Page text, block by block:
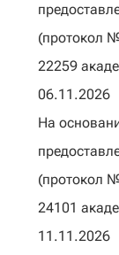
(протокол
22259
06.11.2026
На
(протокол
24101
11.11.2026